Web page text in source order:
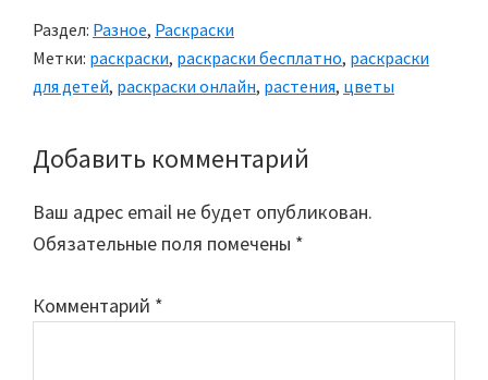
Раздел: Разное, Раскраски
Метки: раскраски, раскраски бесплатно, раскраски
для детей, раскраски онлайн, растения, цветы
Reader
Interactions
Добавить комментарий
Ваш адрес email не будет опубликован.
Обязательные поля помечены *
Комментарий *